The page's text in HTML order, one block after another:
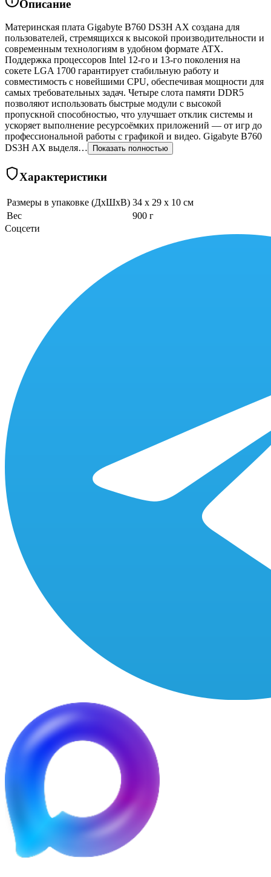
Описание
Материнская плата Gigabyte B760 DS3H AX создана для
пользователей, стремящихся к высокой производительности и
современным технологиям в удобном формате ATX.
Поддержка процессоров Intel 12-го и 13-го поколения на
сокете LGA 1700 гарантирует стабильную работу и
совместимость с новейшими CPU, обеспечивая мощности для
самых требовательных задач. Четыре слота памяти DDR5
позволяют использовать быстрые модули с высокой
пропускной способностью, что улучшает отклик системы и
ускоряет выполнение ресурсоёмких приложений — от игр до
профессиональной работы с графикой и видео. Gigabyte B760
DS3H AX выделя…
Показать полностью
Характеристики
Размеры в упаковке (ДхШхВ) 34 x 29 x 10 см
Вес
900 г
Соцсети